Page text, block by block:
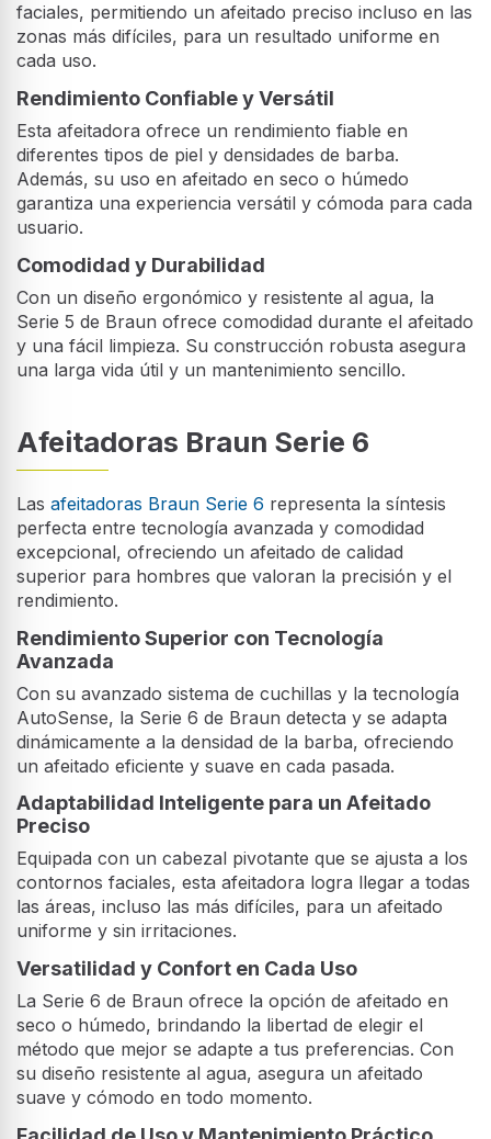
faciales, permitiendo un afeitado preciso incluso en las
zonas más difíciles, para un resultado uniforme en
cada uso.
Rendimiento Confiable y Versátil
Esta afeitadora ofrece un rendimiento fiable en
diferentes tipos de piel y densidades de barba.
Además, su uso en afeitado en seco o húmedo
garantiza una experiencia versátil y cómoda para cada
usuario.
Comodidad y Durabilidad
Con un diseño ergonómico y resistente al agua, la
Serie 5 de Braun ofrece comodidad durante el afeitado
y una fácil limpieza. Su construcción robusta asegura
una larga vida útil y un mantenimiento sencillo.
Afeitadoras Braun Serie 6
Las afeitadoras Braun Serie 6 representa la síntesis
perfecta entre tecnología avanzada y comodidad
excepcional, ofreciendo un afeitado de calidad
superior para hombres que valoran la precisión y el
rendimiento.
Rendimiento Superior con Tecnología
Avanzada
Con su avanzado sistema de cuchillas y la tecnología
AutoSense, la Serie 6 de Braun detecta y se adapta
dinámicamente a la densidad de la barba, ofreciendo
un afeitado eficiente y suave en cada pasada.
Adaptabilidad Inteligente para un Afeitado
Preciso
Equipada con un cabezal pivotante que se ajusta a los
contornos faciales, esta afeitadora logra llegar a todas
las áreas, incluso las más difíciles, para un afeitado
uniforme y sin irritaciones.
Versatilidad y Confort en Cada Uso
La Serie 6 de Braun ofrece la opción de afeitado en
seco o húmedo, brindando la libertad de elegir el
método que mejor se adapte a tus preferencias. Con
su diseño resistente al agua, asegura un afeitado
suave y cómodo en todo momento.